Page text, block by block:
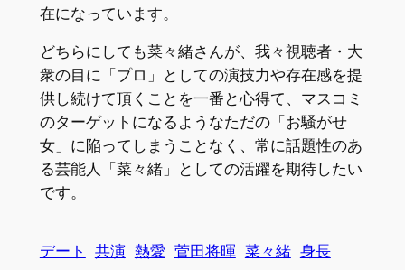
在になっています。
どちらにしても菜々緒さんが、我々視聴者・大
衆の目に「プロ」としての演技力や存在感を提
供し続けて頂くことを一番と心得て、マスコミ
のターゲットになるようなただの「お騒がせ
女」に陥ってしまうことなく、常に話題性のあ
る芸能人「菜々緒」としての活躍を期待したい
です。
デート 共演 熱愛 菅田将暉 菜々緒 身長